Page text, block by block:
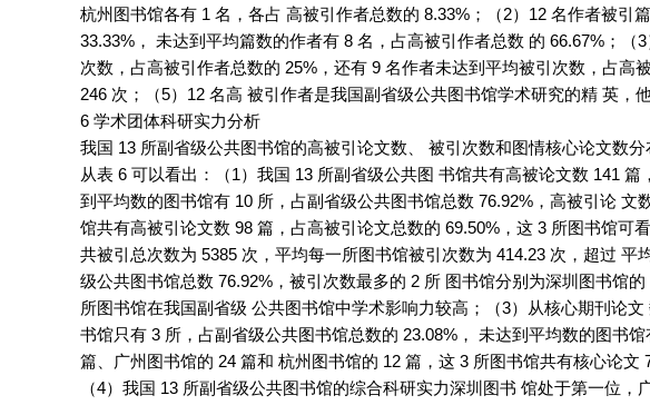
杭州图书馆各有 1 名，各占 高被引作者总数的 8.33%；（2）12 名作者被
33.33%， 未达到平均篇数的作者有 8 名，占高被引作者总数 的 66.67%；
次数，占高被引作者总数的 25%，还有 9 名作者未达到平均被引次数，占
246 次；（5）12 名高 被引作者是我国副省级公共图书馆学术研究的精 英，
6 学术团体科研实力分析
我国 13 所副省级公共图书馆的高被引论文数、 被引次数和图情核心论文数分
从表 6 可以看出：（1）我国 13 所副省级公共图 书馆共有高被论文数 141
到平均数的图书馆有 10 所，占副省级公共图书馆总数 76.92%，高被引论
馆共有高被引论文数 98 篇，占高被引论文总数的 69.50%，这 3 所图书馆
共被引总次数为 5385 次，平均每一所图书馆被引次数为 414.23 次，超过
级公共图书馆总数 76.92%，被引次数最多的 2 所 图书馆分别为深圳图书馆
所图书馆在我国副省级 公共图书馆中学术影响力较高；（3）从核心期刊论
书馆只有 3 所，占副省级公共图书馆总数的 23.08%， 未达到平均数的图书
篇、广州图书馆的 24 篇和 杭州图书馆的 12 篇，这 3 所图书馆共有核心论
（4）我国 13 所副省级公共图书馆的综合科研实力深圳图书 馆处于第一位，